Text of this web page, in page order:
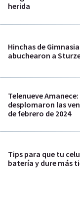
herida
Hinchas de
abuchearon a
Telenueve
desplomaron las
de febrero de 2024
Tips para que tu
batería y dure más